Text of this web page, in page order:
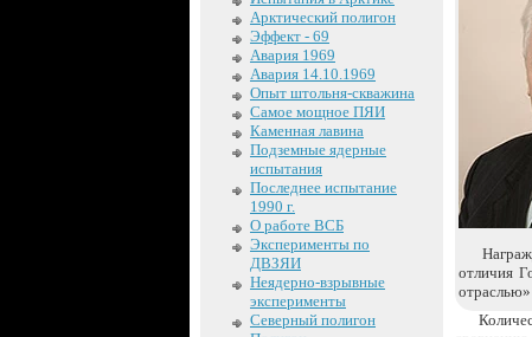
Арктический полигон
Эффект - 69
Авария 1969
Авария 14.10.1969
Опыт штольня-скважина
Самое мощное ПЯИ
Каменная лавина
Подземные ядерные
испытания
Последнее испытание
1990 г.
О работе ВСБ
Эксперименты по
ДВЗЯИ
Неядерно-взрывные
эксперименты
Северный полигон
отличия